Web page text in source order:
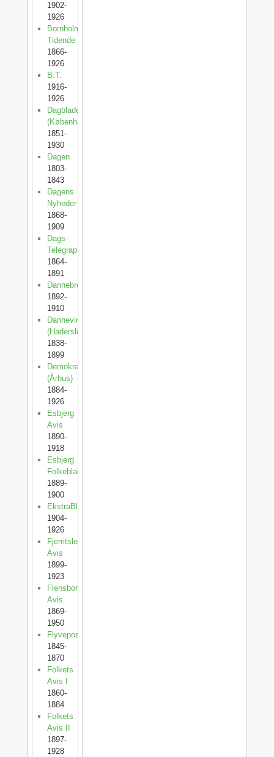
1902-
1926
Bornholms
Tidende
1866-
1926
B.T.
1916-
1926
Dagbladet
(København)
1851-
1930
Dagen
1803-
1843
Dagens
Nyheder
1868-
1909
Dags-
Telegraphen
1864-
1891
Dannebrog
1892-
1910
Dannevirke
(Haderslev)
1838-
1899
Demokraten
(Århus)
1884-
1926
Esbjerg
Avis
1890-
1918
Esbjerg
Folkeblad
1889-
1900
EkstraBladet
1904-
1926
Fjerritslev
Avis
1899-
1923
Flensborg
Avis
1869-
1950
Flyveposten
1845-
1870
Folkets
Avis I
1860-
1884
Folkets
Avis II
1897-
1928